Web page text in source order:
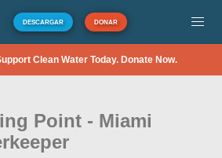
DESCARGAR DONAR
Clean Water Today. Donate Now.
Point - Miami